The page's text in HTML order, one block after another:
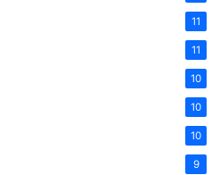
11
11
10
10
10
9